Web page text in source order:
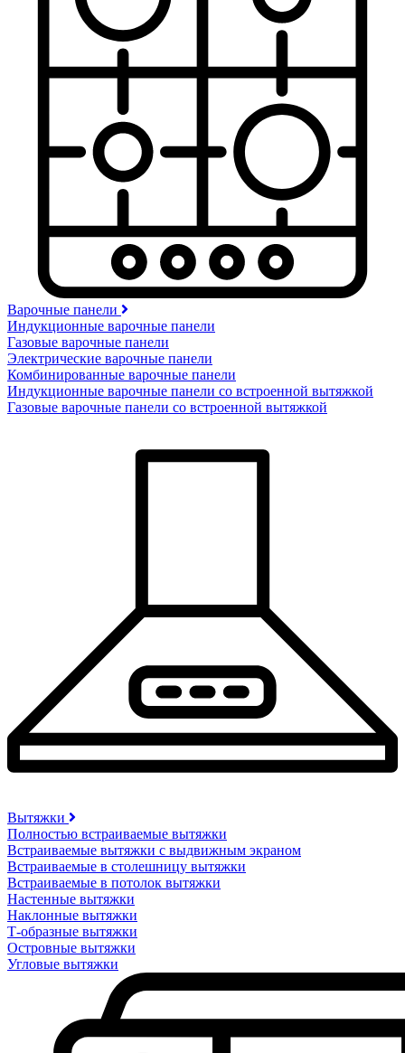
Варочные панели
Индукционные варочные панели
Газовые варочные панели
Электрические варочные панели
Комбинированные варочные панели
Индукционные варочные панели со встроенной вытяжкой
Газовые варочные панели со встроенной вытяжкой
Вытяжки
Полностью встраиваемые вытяжки
Встраиваемые вытяжки с выдвижным экраном
Встраиваемые в столешницу вытяжки
Встраиваемые в потолок вытяжки
Настенные вытяжки
Наклонные вытяжки
Т-образные вытяжки
Островные вытяжки
Угловые вытяжки